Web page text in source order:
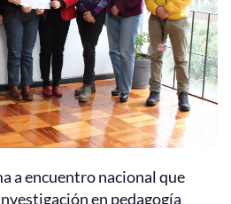
a encuentro nacional que
en pedagogía